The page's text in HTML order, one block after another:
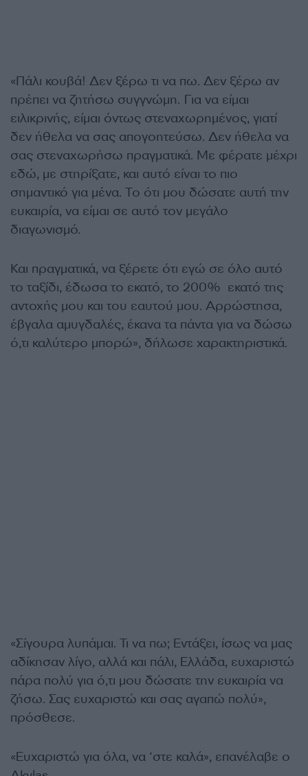
«Πάλι κουβά! Δεν ξέρω τι να πω. Δεν ξέρω αν
πρέπει να ζητήσω συγγνώμη. Για να είμαι
ειλικρινής, είμαι όντως στεναχωρημένος, γιατί
δεν ήθελα να σας απογοητεύσω. Δεν ήθελα να
σας στεναχωρήσω πραγματικά. Με φέρατε μέχρι
εδώ, με στηρίξατε, και αυτό είναι το πιο
σημαντικό για μένα. Το ότι μου δώσατε αυτή την
ευκαιρία, να είμαι σε αυτό τον μεγάλο
διαγωνισμό.
Και πραγματικά, να ξέρετε ότι εγώ σε όλο αυτό
το ταξίδι, έδωσα το εκατό, το 200% εκατό της
αντοχής μου και του εαυτού μου. Αρρώστησα,
έβγαλα αμυγδαλές, έκανα τα πάντα για να δώσω
ό,τι καλύτερο μπορώ», δήλωσε χαρακτηριστικά.
«Σίγουρα λυπάμαι. Τι να πω; Εντάξει, ίσως να μας
αδίκησαν λίγο, αλλά και πάλι, Ελλάδα, ευχαριστώ
πάρα πολύ για ό,τι μου δώσατε την ευκαιρία να
ζήσω. Σας ευχαριστώ και σας αγαπώ πολύ»,
πρόσθεσε.
«Ευχαριστώ για όλα, να ‘στε καλά», επανέλαβε ο